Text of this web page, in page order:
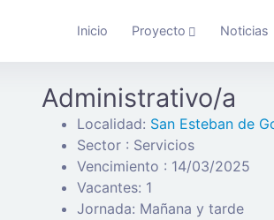
Inicio Proyecto Noticias
Administrativo/a
Localidad: San Esteban de
Sector : Servicios
Vencimiento : 14/03/2025
Vacantes: 1
Jornada: Mañana y tarde